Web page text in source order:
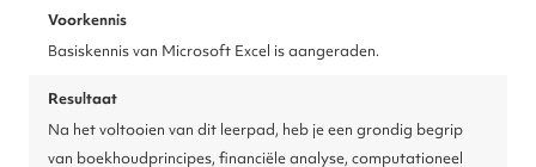
Voorkennis
Basiskennis van Microsoft Excel is aangeraden.
Resultaat
Na het voltooien van dit leerpad, heb je een grondig begrip
van boekhoudprincipes, financiële analyse, computationeel